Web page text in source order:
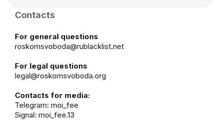
Contacts
For general questions
roskomsvoboda@rublacklist.net
For legal questions
legal@roskomsvoboda.org
Contacts for media:
Telegram: moi_fee
Signal: moi_fee.13